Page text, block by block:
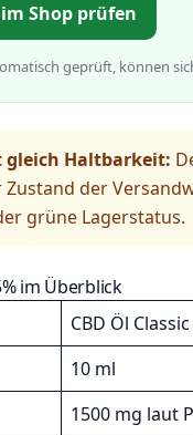
Shop prüfen
geprüft, können
Haltbarkeit:
Zustand der
grüne Lagerstatus.
im Überblick
CBD Öl
10 ml
1500 mg laut